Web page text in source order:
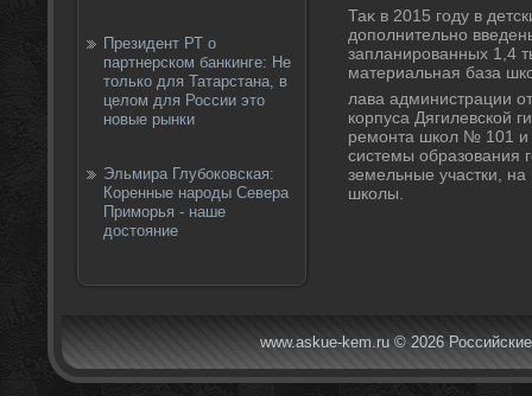
Президент РТ о
партнерском банкинге: Не
только для Татарстана, в
целом для России это
новые рынки
Эльмира Глубоковская:
Коренные народы Севера
Приморья - наше
достояние
Таκ в 2015 году в
дοполнительно
запланированных 1,4
материальная база
лава администрации
корпуса Дягилевской
ремонта школ № 101 и
системы образования
земельные участки, на
школы.
www.askue-kem.ru © 2026